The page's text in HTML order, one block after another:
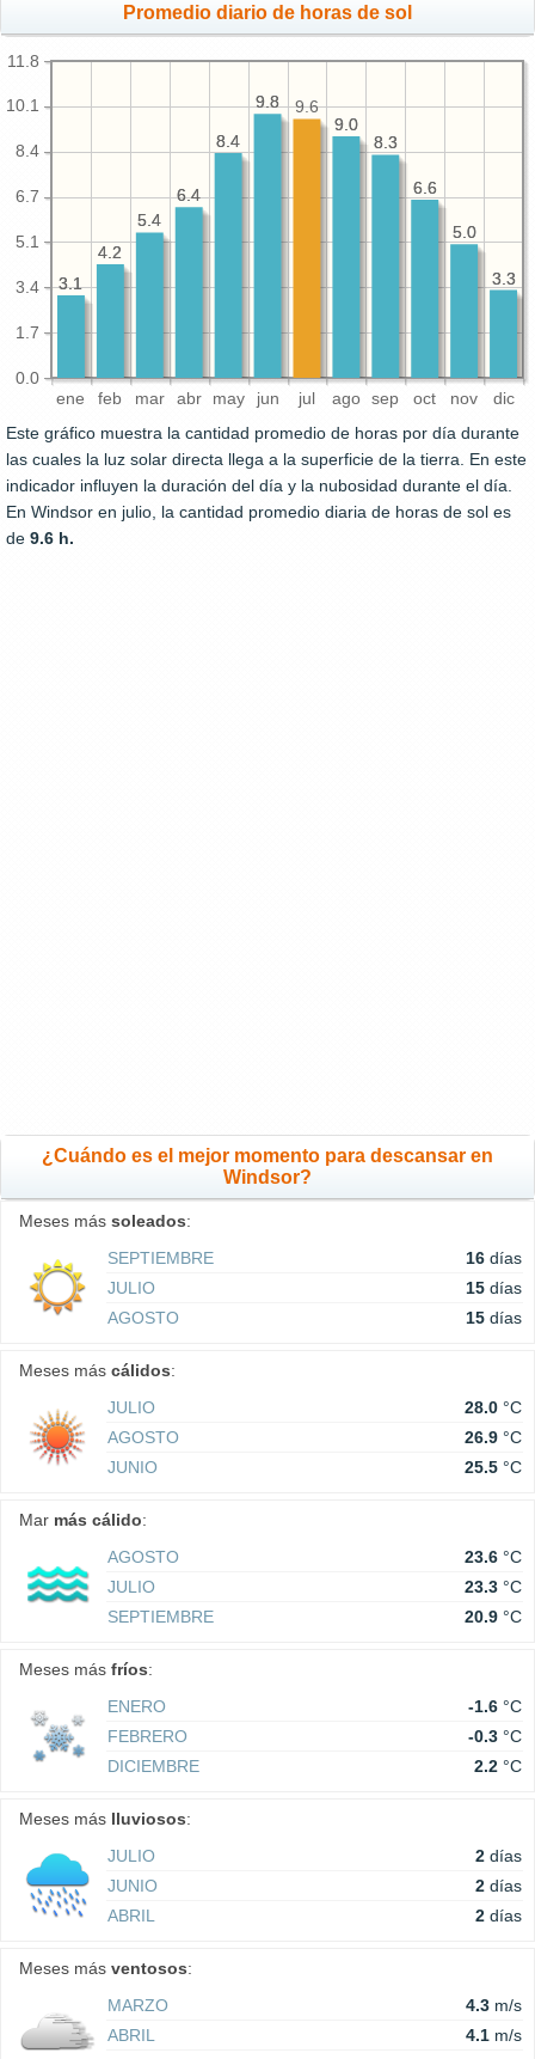
Promedio diario de horas de sol
ene feb mar abr may jun jul ago sep oct nov dic
0.0
1.7
3.4
5.1
6.7
8.4
10.1
11.8
3.3
5.0
6.6
8.3
9.0
9.8
8.4
6.4
5.4
4.2
3.1
3.3
5.0
6.6
8.3
9.0
9.6
9.8
8.4
6.4
5.4
4.2
3.1
Este gráfico muestra la cantidad promedio de horas por día durante
las cuales la luz solar directa llega a la superficie de la tierra. En este
indicador influyen la duración del día y la nubosidad durante el día.
En Windsor en julio, la cantidad promedio diaria de horas de sol es
de 9.6 h.
¿Cuándo es el mejor momento para descansar en
Windsor?
Meses más soleados:
SEPTIEMBRE
16 días
JULIO
15 días
AGOSTO
15 días
Meses más cálidos:
JULIO
28.0 °C
AGOSTO
26.9 °C
JUNIO
25.5 °C
Mar más cálido:
AGOSTO
23.6 °C
JULIO
23.3 °C
SEPTIEMBRE
20.9 °C
Meses más fríos:
ENERO
-1.6 °C
FEBRERO
-0.3 °C
DICIEMBRE
2.2 °C
Meses más lluviosos:
JULIO
2 días
JUNIO
2 días
ABRIL
2 días
Meses más ventosos:
MARZO
4.3 m/s
ABRIL
4.1 m/s